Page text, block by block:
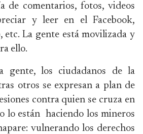
de comentarios, fotos, videos
y leer en el Facebook,
La gente está movilizada y
ello.
gente, los ciudadanos de la
otros se expresan a plan de
contra quien se cruza en
lo están haciendo los mineros
vulnerando los derechos